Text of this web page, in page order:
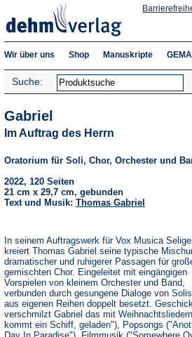
Wir über uns Shop Manuskripte
Suche:
Gabriel
Im Auftrag des Herrn
Oratorium für Soli, Chor, Orchester und
2022, 120 Seiten
21 cm x 29,7 cm, gebunden
Text und Musik: Thomas Gabriel
In seinem Auftragswerk für Vox Musica
kreiert Thomas Gabriel seine typische
dramatischer und ruhigerer Passagen für
gemischten Chor. Eingeleitet mit eingängigen
Vorspielen von kleinem Orchester und Band,
verbunden durch gesungene Dialoge von
aus eigenen Reihen doppelt besetzt.
verschmilzt Gabriel das mit
kommt ein Schiff, geladen"), Popsongs